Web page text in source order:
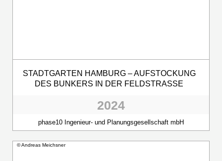
STADTGARTEN HAMBURG – AUFSTOCKUNG
DES BUNKERS IN DER FELDSTRASSE
2024
phase10 Ingenieur- und Planungsgesellschaft mbH
© Andreas Meichsner